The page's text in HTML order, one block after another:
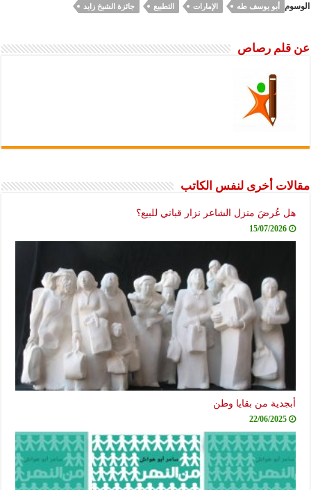
الوسوم أبو يوسف طه الإمارات التطبيع جائزة الشيخ زايد
عن قلم رصاص
مقالات أخرى لنفس الكاتب
هل عُرضَ منزل الشاعر نزار قباني للبيع؟
15/07/2026
أبجدية من بقايا وطن
22/06/2025